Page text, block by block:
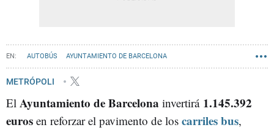
AUTOBÚS AYUNTAMIENTO DE BARCELONA
METRÓPOLI
El Ayuntamiento de Barcelona invertirá 1.145.392
euros en reforzar el pavimento de los carriles bus,